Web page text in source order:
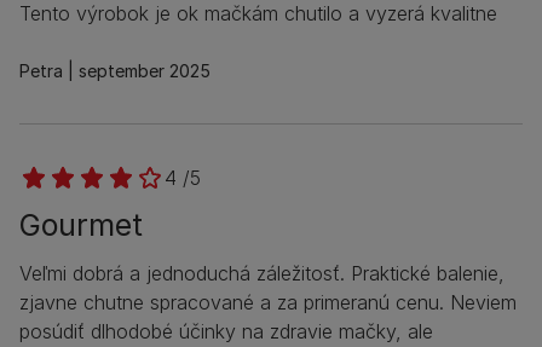
Tento výrobok je ok mačkám chutilo a vyzerá kvalitne
Petra september 2025
4 /5
Gourmet
Veľmi dobrá a jednoduchá záležitosť. Praktické balenie,
zjavne chutne spracované a za primeranú cenu. Neviem
posúdiť dlhodobé účinky na zdravie mačky, ale